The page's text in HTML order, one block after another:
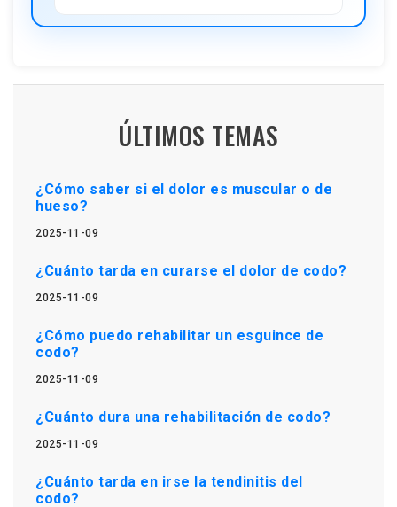
ÚLTIMOS TEMAS
¿Cómo saber si el dolor es muscular o de
hueso?
2025-11-09
¿Cuánto tarda en curarse el dolor de codo?
2025-11-09
¿Cómo puedo rehabilitar un esguince de
codo?
2025-11-09
¿Cuánto dura una rehabilitación de codo?
2025-11-09
¿Cuánto tarda en irse la tendinitis del
codo?